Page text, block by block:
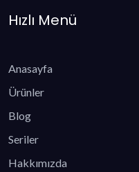
Hızlı Menü
Anasayfa
Ürünler
Blog
Seriler
Hakkımızda